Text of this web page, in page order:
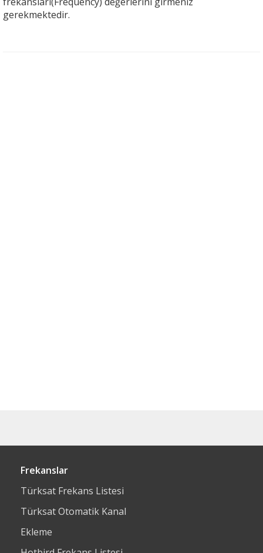
gerekmektedir.
Frekanslar
Türksat Frekans Listesi
Türksat Otomatik Kanal
Ekleme